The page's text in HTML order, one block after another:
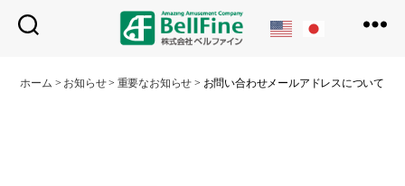
フ
ホーム > お知らせ> 重要なお知らせ > お問い合わせメールアドレスについて